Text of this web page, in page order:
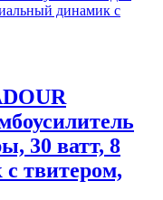
30 ватт, 8
твитером,